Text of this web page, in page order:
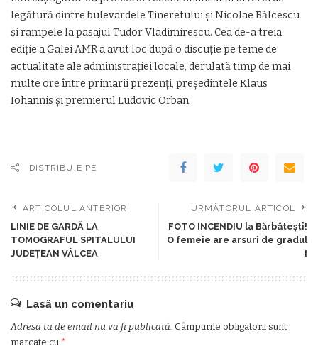
legătură dintre bulevardele Tineretului şi Nicolae Bălcescu
şi rampele la pasajul Tudor Vladimirescu. Cea de-a treia
ediţie a Galei AMR a avut loc după o discuţie pe teme de
actualitate ale administraţiei locale, derulată timp de mai
multe ore între primarii prezenţi, preşedintele Klaus
Iohannis şi premierul Ludovic Orban.
DISTRIBUIE PE
ARTICOLUL ANTERIOR
LINIE DE GARDĂ LA
TOMOGRAFUL SPITALULUI
JUDEȚEAN VÂLCEA
URMĂTORUL ARTICOL
FOTO INCENDIU la Bărbătești!
O femeie are arsuri de gradul
I
Lasă un comentariu
Adresa ta de email nu va fi publicată. Câmpurile obligatorii sunt
marcate cu *